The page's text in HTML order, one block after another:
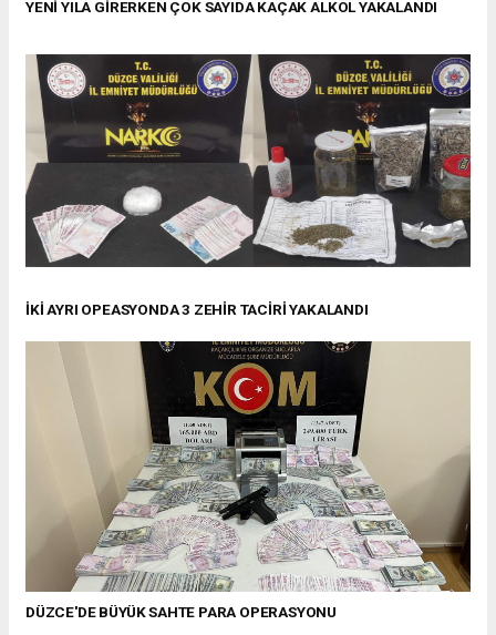
YENİ YILA GİRERKEN ÇOK SAYIDA KAÇAK ALKOL YAKALANDI
İKİ AYRI OPEASYONDA 3 ZEHİR TACİRİ YAKALANDI
DÜZCE'DE BÜYÜK SAHTE PARA OPERASYONU